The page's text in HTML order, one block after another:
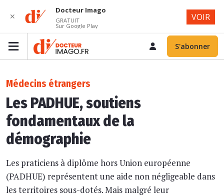
S'abonner
Médecins étrangers
Les PADHUE, soutiens
fondamentaux de la
démographie
Les praticiens à diplôme hors Union européenne
(PADHUE) représentent une aide non négligeable dans
les territoires sous-dotés. Mais malgré leur
✕
Docteur Imago
GRATUIT
Sur Google Play
VOIR